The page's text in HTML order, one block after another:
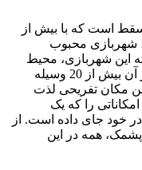
است که با بیش از
شهربازی محبوب
این شهربازی، محیط
سرپوشیده‌ای هم برای کودکان دارد که در آن بیش از 20 وسیله
مکان تفریحی لذت
را که یک
خود جای داده است. از
همه در این